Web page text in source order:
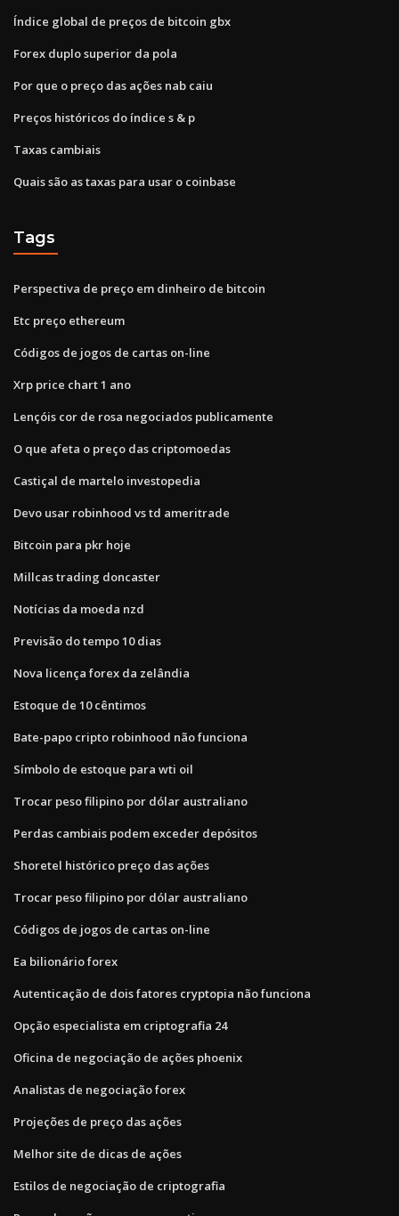
Índice global de preços de bitcoin gbx
Forex duplo superior da pola
Por que o preço das ações nab caiu
Preços históricos do índice s & p
Taxas cambiais
Quais são as taxas para usar o coinbase
Tags
Perspectiva de preço em dinheiro de bitcoin
Etc preço ethereum
Códigos de jogos de cartas on-line
Xrp price chart 1 ano
Lençóis cor de rosa negociados publicamente
O que afeta o preço das criptomoedas
Castiçal de martelo investopedia
Devo usar robinhood vs td ameritrade
Bitcoin para pkr hoje
Millcas trading doncaster
Notícias da moeda nzd
Previsão do tempo 10 dias
Nova licença forex da zelândia
Estoque de 10 cêntimos
Bate-papo cripto robinhood não funciona
Símbolo de estoque para wti oil
Trocar peso filipino por dólar australiano
Perdas cambiais podem exceder depósitos
Shoretel histórico preço das ações
Trocar peso filipino por dólar australiano
Códigos de jogos de cartas on-line
Ea bilionário forex
Autenticação de dois fatores cryptopia não funciona
Opção especialista em criptografia 24
Oficina de negociação de ações phoenix
Analistas de negociação forex
Projeções de preço das ações
Melhor site de dicas de ações
Estilos de negociação de criptografia